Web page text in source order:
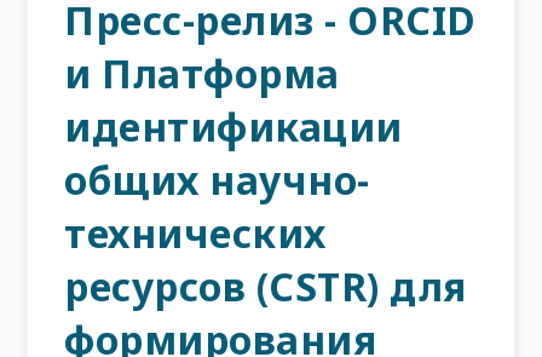
Пресс-релиз - ORCID
и Платформа
идентификации
общих научно-
технических
ресурсов (CSTR) для
формирования